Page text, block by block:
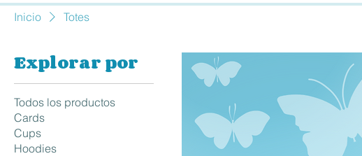
Inicio Totes
Explorar por
Todos los productos
Cards
Cups
Hoodies